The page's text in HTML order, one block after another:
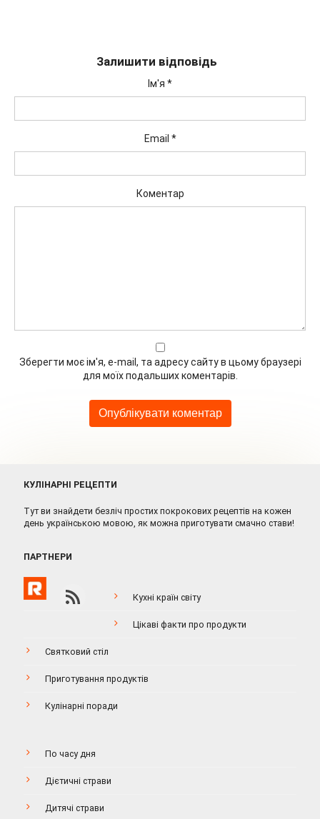
Залишити відповідь
Ім'я *
Email *
Коментар
Зберегти моє ім'я, e-mail, та адресу сайту в цьому браузері
для моїх подальших коментарів.
КУЛІНАРНІ РЕЦЕПТИ
Тут ви знайдети безліч простих покрокових рецептів на кожен
день українською мовою, як можна приготувати смачно стави!
ПАРТНЕРИ
Кухні країн світу
Цікаві факти про продукти
Святковий стіл
Приготування продуктів
Кулінарні поради
По часу дня
Дієтичні страви
Дитячі страви